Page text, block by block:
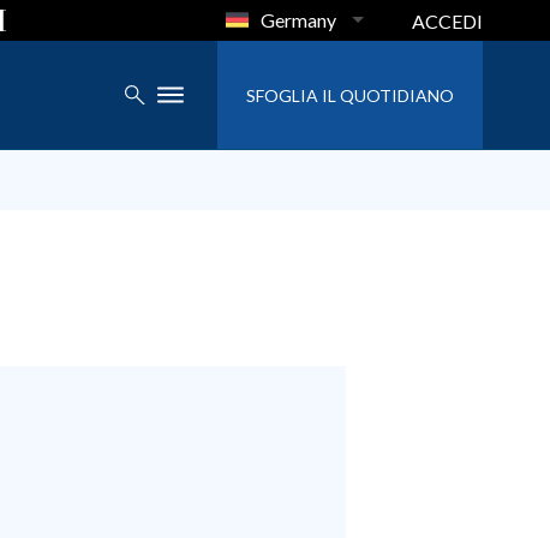
Germany ACCEDI
SFOGLIA IL QUOTIDIANO